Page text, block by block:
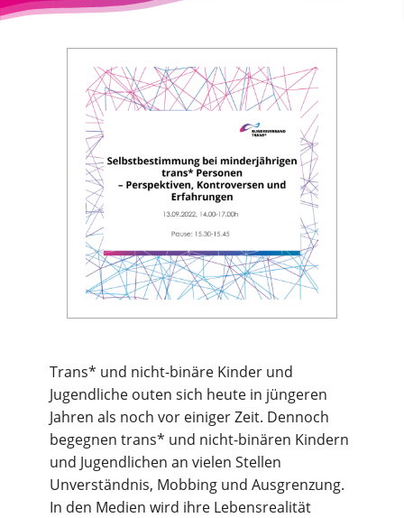
Trans* und nicht-binäre Kinder und
Jugendliche outen sich heute in jüngeren
Jahren als noch vor einiger Zeit. Dennoch
begegnen trans* und nicht-binären Kindern
und Jugendlichen an vielen Stellen
Unverständnis, Mobbing und Ausgrenzung.
In den Medien wird ihre Lebensrealität